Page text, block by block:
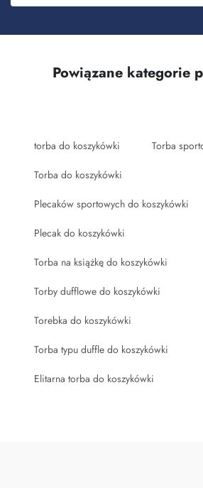
Powiązane kategorie
torba do koszykówki Torba
Torba do koszykówki
Plecaków sportowych do koszykówki
Plecak do koszykówki
Torba na książkę do koszykówki
Torby dufflowe do koszykówki
Torebka do koszykówki
Torba typu duffle do koszykówki
Elitarna torba do koszykówki